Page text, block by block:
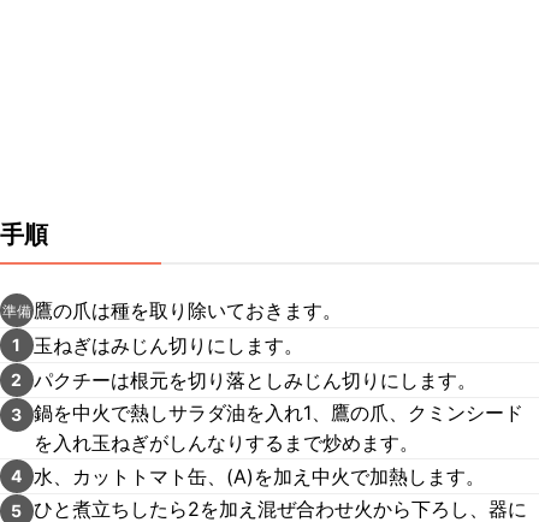
手順
準備 鷹の爪は種を取り除いておきます。
1 玉ねぎはみじん切りにします。
2 パクチーは根元を切り落としみじん切りにします。
3 鍋を中火で熱しサラダ油を入れ1、鷹の爪、クミンシード
を入れ玉ねぎがしんなりするまで炒めます。
4 水、カットトマト缶、(A)を加え中火で加熱します。
5 ひと煮立ちしたら2を加え混ぜ合わせ火から下ろし、器に